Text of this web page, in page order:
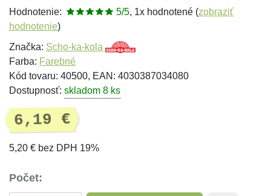
Hodnotenie: 5/5, 1x hodnotené (zobraziť
hodnotenie)
Značka: Scho-ka-kola
Farba: Farebné
Kód tovaru: 40500, EAN: 4030387034080
Dostupnosť: skladom 8 ks
6,19 €
5,20 € bez DPH 19%
Počet: